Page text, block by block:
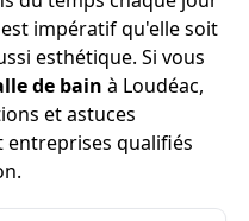
impératif qu'elle soit
esthétique. Si vous
de bain à Loudéac,
et astuces
entreprises qualifiés